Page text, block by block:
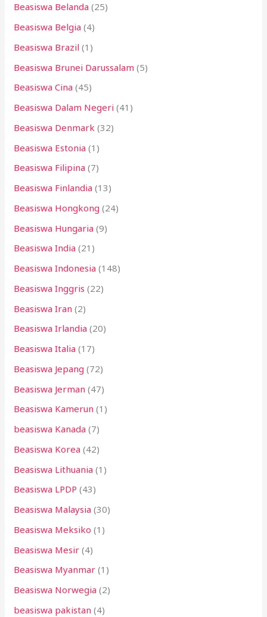
Beasiswa Belanda (25)
Beasiswa Belgia (4)
Beasiswa Brazil (1)
Beasiswa Brunei Darussalam (5)
Beasiswa Cina (45)
Beasiswa Dalam Negeri (41)
Beasiswa Denmark (32)
Beasiswa Estonia (1)
Beasiswa Filipina (7)
Beasiswa Finlandia (13)
Beasiswa Hongkong (24)
Beasiswa Hungaria (9)
Beasiswa India (21)
Beasiswa Indonesia (148)
Beasiswa Inggris (22)
Beasiswa Iran (2)
Beasiswa Irlandia (20)
Beasiswa Italia (17)
Beasiswa Jepang (72)
Beasiswa Jerman (47)
Beasiswa Kamerun (1)
beasiswa Kanada (7)
Beasiswa Korea (42)
Beasiswa Lithuania (1)
Beasiswa LPDP (43)
Beasiswa Malaysia (30)
Beasiswa Meksiko (1)
Beasiswa Mesir (4)
Beasiswa Myanmar (1)
Beasiswa Norwegia (2)
beasiswa pakistan (4)